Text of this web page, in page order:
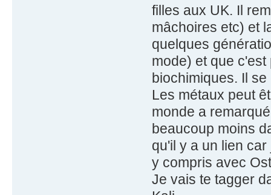
filles aux UK. Il
mâchoires etc) et
quelques
mode) et que
biochimiques. Il
Les métaux peut
monde a
beaucoup moins
qu'il y a un lien
y compris avec
Je vais te tagger